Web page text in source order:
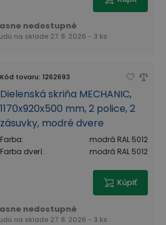
nedostupné
na sklade 27. 8. 2026 - 3 ks
Kód tovaru: 1262693
Dielenská skriňa MECHANIC,
1170x920x500 mm, 2 police, 2
zásuvky, modré dvere
Farba:
modrá RAL 5012
Farba dverí: modrá RAL 5012
Kúpiť
nedostupné
na sklade 27. 8. 2026 - 3 ks